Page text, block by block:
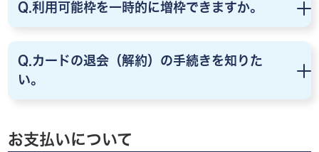
Q.利用可能枠を一時的に増枠できますか。
Q.カードの退会（解約）の手続きを知りた
い。
お支払いについて